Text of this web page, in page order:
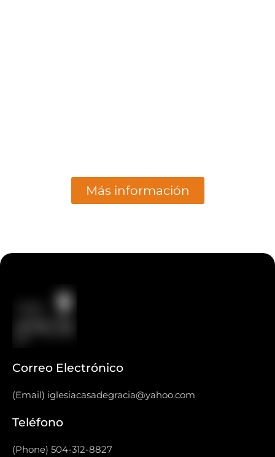
Más información
Teléfono
(Phone) 504-312-8827
Correo Electrónico
(Email) iglesiacasadegracia@yahoo.com